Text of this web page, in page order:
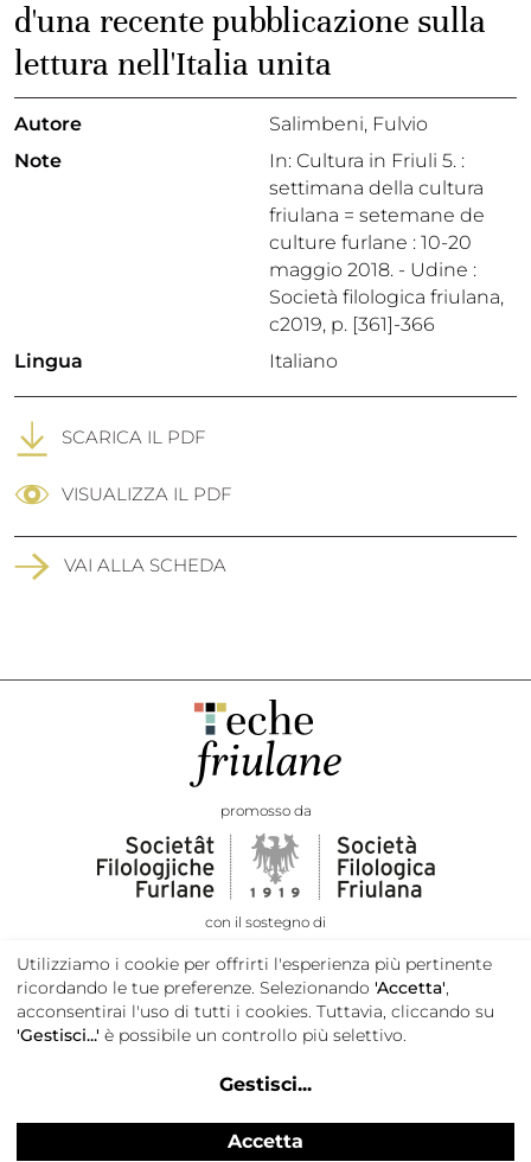
d'una recente pubblicazione sulla
lettura nell'Italia unita
Autore
Salimbeni, Fulvio
Note
In: Cultura in Friuli 5. :
settimana della cultura
friulana = setemane de
culture furlane : 10-20
maggio 2018. - Udine :
Società filologica friulana,
c2019, p. [361]-366
Lingua
Italiano
SCARICA IL PDF
VISUALIZZA IL PDF
VAI ALLA SCHEDA
promosso da
con il sostegno di
Privacy e cookie policy
Utilizziamo i cookie per offrirti l'esperienza più pertinente
ricordando le tue preferenze. Selezionando 'Accetta',
acconsentirai l'uso di tutti i cookies. Tuttavia, cliccando su
'Gestisci...' è possibile un controllo più selettivo.
Gestisci...
Accetta